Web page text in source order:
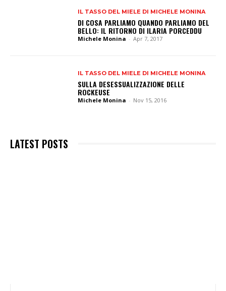
IL TASSO DEL MIELE DI MICHELE MONINA
DI COSA PARLIAMO QUANDO PARLIAMO DEL
BELLO: IL RITORNO DI ILARIA PORCEDDU
Michele Monina - Apr 7, 2017
IL TASSO DEL MIELE DI MICHELE MONINA
SULLA DESESSUALIZZAZIONE DELLE
ROCKEUSE
Michele Monina - Nov 15, 2016
LATEST POSTS